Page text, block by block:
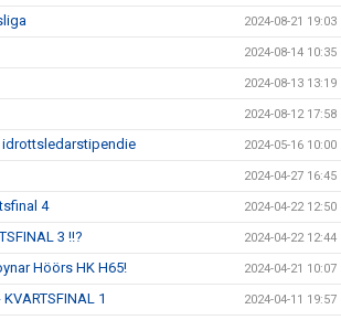
2024-08-21 19:03
2024-08-14 10:35
2024-08-13 13:19
2024-08-12 17:58
2024-05-16 10:00
2024-04-27 16:45
4 2024-04-22 12:50
3 !!? 2024-04-22 12:44
Höörs HK H65! 2024-04-21 10:07
1 2024-04-11 19:57